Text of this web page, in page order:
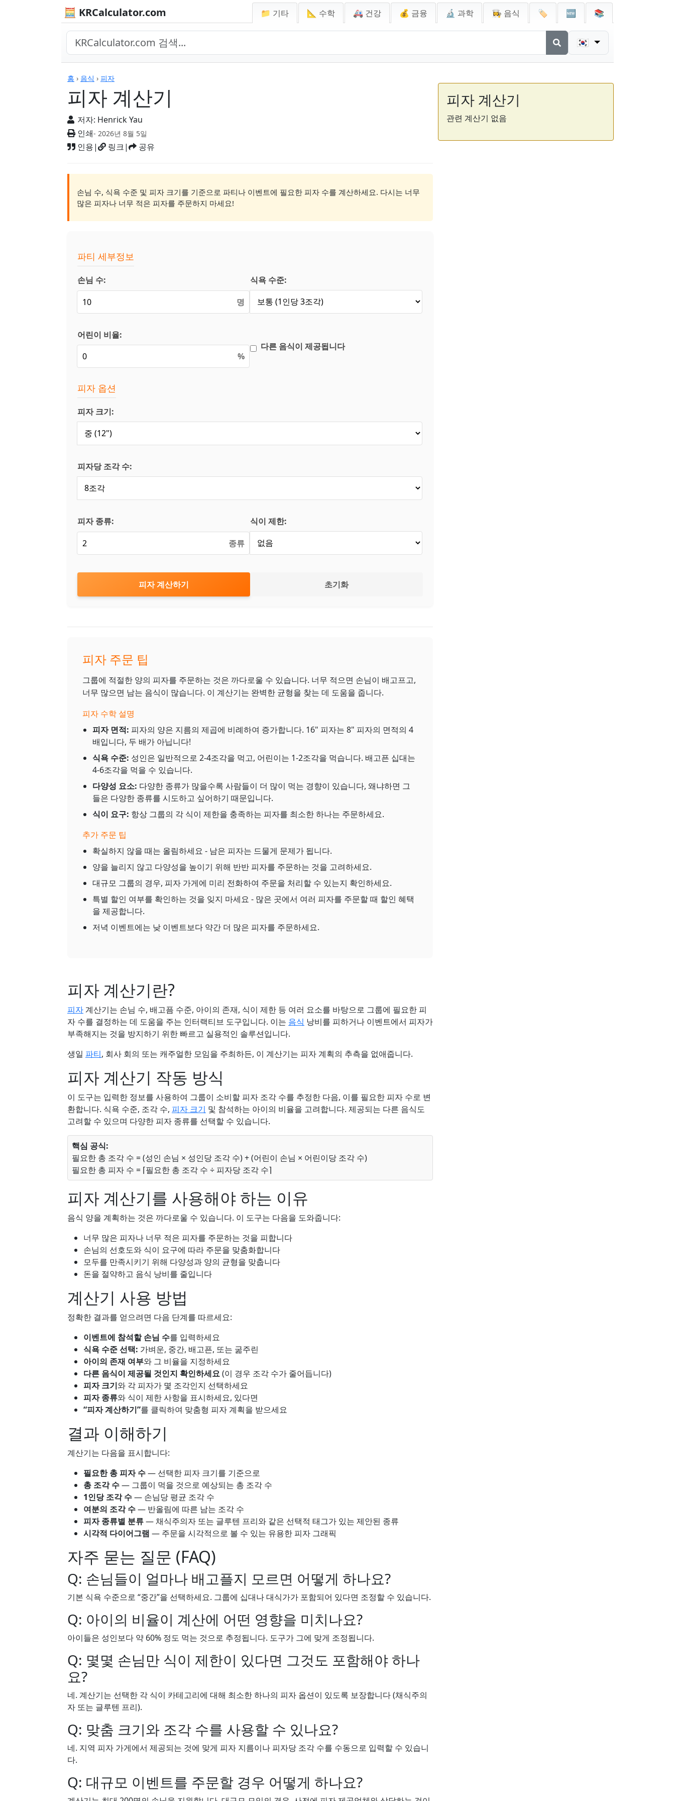
🧮 KRCalculator.com 📁 기타 📐 수학 🚑 건강 💰 금융 🔬 과학 👩‍🍳 음식 🏷️ 🆕 📚
🇰🇷
홈 › 음식 › 피자
피자 계산기
저자: Henrick Yau
인쇄- 2026년 8월 5일
인용| 링크| 공유
계산기
손님 수, 식욕 수준 및 피자 크기를 기준으로 파티나 이벤트에 필요한 피자 수를 계산하세요. 다시는 너무
많은 피자나 너무 적은 피자를 주문하지 마세요!
파티 세부정보
손님 수:
명
식욕 수준:
어린이 비율:
%
다른 음식이 제공됩니다
피자 옵션
피자 크기:
피자당 조각 수:
피자 종류:
종류
식이 제한:
피자 계산하기 초기화
피자 주문 팁
그룹에 적절한 양의 피자를 주문하는 것은 까다로울 수 있습니다. 너무 적으면 손님이 배고프고,
너무 많으면 남는 음식이 많습니다. 이 계산기는 완벽한 균형을 찾는 데 도움을 줍니다.
피자 수학 설명
피자 면적: 피자의 양은 지름의 제곱에 비례하여 증가합니다. 16" 피자는 8" 피자의 면적의 4
배입니다, 두 배가 아닙니다!
식욕 수준: 성인은 일반적으로 2-4조각을 먹고, 어린이는 1-2조각을 먹습니다. 배고픈 십대는
4-6조각을 먹을 수 있습니다.
다양성 요소: 다양한 종류가 많을수록 사람들이 더 많이 먹는 경향이 있습니다, 왜냐하면 그
들은 다양한 종류를 시도하고 싶어하기 때문입니다.
식이 요구: 항상 그룹의 각 식이 제한을 충족하는 피자를 최소한 하나는 주문하세요.
추가 주문 팁
확실하지 않을 때는 올림하세요 - 남은 피자는 드물게 문제가 됩니다.
양을 늘리지 않고 다양성을 높이기 위해 반반 피자를 주문하는 것을 고려하세요.
대규모 그룹의 경우, 피자 가게에 미리 전화하여 주문을 처리할 수 있는지 확인하세요.
특별 할인 여부를 확인하는 것을 잊지 마세요 - 많은 곳에서 여러 피자를 주문할 때 할인 혜택
을 제공합니다.
저녁 이벤트에는 낮 이벤트보다 약간 더 많은 피자를 주문하세요.
피자 계산기란?
피자 계산기는 손님 수, 배고픔 수준, 아이의 존재, 식이 제한 등 여러 요소를 바탕으로 그룹에 필요한 피
자 수를 결정하는 데 도움을 주는 인터랙티브 도구입니다. 이는 음식 낭비를 피하거나 이벤트에서 피자가
부족해지는 것을 방지하기 위한 빠르고 실용적인 솔루션입니다.
생일 파티, 회사 회의 또는 캐주얼한 모임을 주최하든, 이 계산기는 피자 계획의 추측을 없애줍니다.
피자 계산기 작동 방식
이 도구는 입력한 정보를 사용하여 그룹이 소비할 피자 조각 수를 추정한 다음, 이를 필요한 피자 수로 변
환합니다. 식욕 수준, 조각 수, 피자 크기 및 참석하는 아이의 비율을 고려합니다. 제공되는 다른 음식도
고려할 수 있으며 다양한 피자 종류를 선택할 수 있습니다.
핵심 공식:
필요한 총 조각 수 = (성인 손님 × 성인당 조각 수) + (어린이 손님 × 어린이당 조각 수)
필요한 총 피자 수 = ⌈필요한 총 조각 수 ÷ 피자당 조각 수⌉
피자 계산기를 사용해야 하는 이유
음식 양을 계획하는 것은 까다로울 수 있습니다. 이 도구는 다음을 도와줍니다:
너무 많은 피자나 너무 적은 피자를 주문하는 것을 피합니다
손님의 선호도와 식이 요구에 따라 주문을 맞춤화합니다
모두를 만족시키기 위해 다양성과 양의 균형을 맞춥니다
돈을 절약하고 음식 낭비를 줄입니다
계산기 사용 방법
정확한 결과를 얻으려면 다음 단계를 따르세요:
이벤트에 참석할 손님 수를 입력하세요
식욕 수준 선택: 가벼운, 중간, 배고픈, 또는 굶주린
아이의 존재 여부와 그 비율을 지정하세요
다른 음식이 제공될 것인지 확인하세요(이 경우 조각 수가 줄어듭니다)
피자 크기와 각 피자가 몇 조각인지 선택하세요
피자 종류와 식이 제한 사항을 표시하세요, 있다면
“피자 계산하기”를 클릭하여 맞춤형 피자 계획을 받으세요
결과 이해하기
계산기는 다음을 표시합니다:
필요한 총 피자 수— 선택한 피자 크기를 기준으로
총 조각 수— 그룹이 먹을 것으로 예상되는 총 조각 수
1인당 조각 수— 손님당 평균 조각 수
여분의 조각 수— 반올림에 따른 남는 조각 수
피자 종류별 분류— 채식주의자 또는 글루텐 프리와 같은 선택적 태그가 있는 제안된 종류
시각적 다이어그램 — 주문을 시각적으로 볼 수 있는 유용한 피자 그래픽
자주 묻는 질문 (FAQ)
Q: 손님들이 얼마나 배고플지 모르면 어떻게 하나요?
기본 식욕 수준으로 “중간”을 선택하세요. 그룹에 십대나 대식가가 포함되어 있다면 조정할 수 있습니다.
Q: 아이의 비율이 계산에 어떤 영향을 미치나요?
아이들은 성인보다 약 60% 정도 먹는 것으로 추정됩니다. 도구가 그에 맞게 조정됩니다.
Q: 몇몇 손님만 식이 제한이 있다면 그것도 포함해야 하나
요?
네. 계산기는 선택한 각 식이 카테고리에 대해 최소한 하나의 피자 옵션이 있도록 보장합니다 (채식주의
자 또는 글루텐 프리).
Q: 맞춤 크기와 조각 수를 사용할 수 있나요?
네. 지역 피자 가게에서 제공되는 것에 맞게 피자 지름이나 피자당 조각 수를 수동으로 입력할 수 있습니
다.
Q: 대규모 이벤트를 주문할 경우 어떻게 하나요?
피자 계산기
관련 계산기 없음